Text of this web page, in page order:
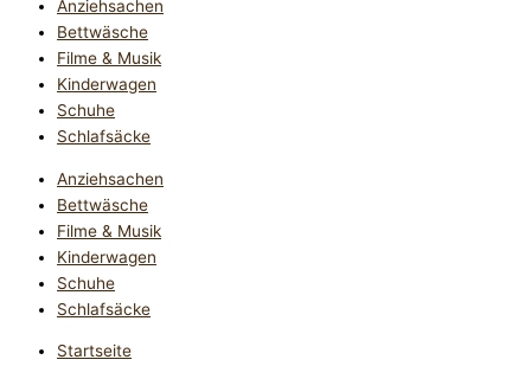
Anziehsachen
Bettwäsche
Filme & Musik
Kinderwagen
Schuhe
Schlafsäcke
Anziehsachen
Bettwäsche
Filme & Musik
Kinderwagen
Schuhe
Schlafsäcke
Startseite